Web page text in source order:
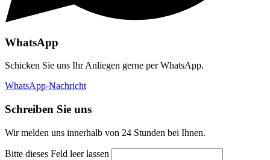
WhatsApp
Schicken Sie uns Ihr Anliegen gerne per WhatsApp.
WhatsApp-Nachricht
Schreiben Sie uns
Wir melden uns innerhalb von 24 Stunden bei Ihnen.
Bitte dieses Feld leer lassen